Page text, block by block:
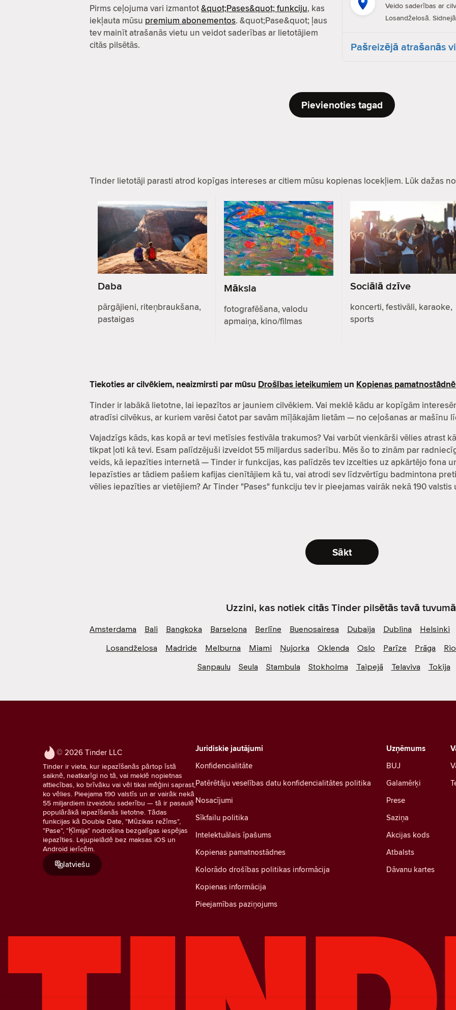
Pirms ceļojuma vari izmantot&quot;Pases&quot; funkciju, kas
iekļauta mūsu premium abonementos. &quot;Pase&quot; ļaus
tev mainīt atrašanās vietu un veidot saderības ar lietotājiem
citās pilsētās.
Veido saderības ar
Losandželosā.
Pašreizējā atrašanās
Pievienoties tagad
Tinder lietotāji parasti atrod kopīgas intereses ar citiem mūsu kopienas locekļiem. Lūk dažas
Daba
pārgājieni, riteņbraukšana,
pastaigas
Māksla
fotografēšana, valodu
apmaiņa, kino/filmas
Sociālā dzīve
koncerti, festivāli, karaoke,
sports
Tiekoties ar cilvēkiem, neaizmirsti par mūsu Drošības ieteikumiem un Kopienas
Tinder ir labākā lietotne, lai iepazītos ar jauniem cilvēkiem. Vai meklē kādu ar kopīgām
atradīsi cilvēkus, ar kuriem varēsi čatot par savām mīļākajām lietām — no ceļošanas ar mašīnu
Vajadzīgs kāds, kas kopā ar tevi metīsies festivāla trakumos? Vai varbūt vienkārši vēlies atrast
tikpat ļoti kā tevi. Esam palīdzējuši izveidot 55 miljardus saderību. Mēs šo to zinām par
veids, kā iepazīties internetā — Tinder ir funkcijas, kas palīdzēs tev izcelties uz apkārtējo fona
Iepazīsties ar tādiem pašiem kafijas cienītājiem kā tu, vai atrodi sev līdzvērtīgu badmintona
vēlies iepazīties ar vietējiem? Ar Tinder "Pases" funkciju tev ir pieejamas vairāk nekā 190
Sākt
Uzzini, kas notiek citās Tinder pilsētās tavā
Amsterdama Bali Bangkoka Barselona Berlīne Buenosairesa Dubaija Dublina Helsinki
Losandželosa
Madride Melburna Miami Ņujorka Oklenda Oslo Parīze Prāga
Sanpaulu
Seula Stambula Stokholma Taipejā Telaviva Tokija
© 2026 Tinder LLC
Tinder ir vieta, kur iepazīšanās pārtop īstā
saiknē, neatkarīgi no tā, vai meklē nopietnas
attiecības, ko brīvāku vai vēl tikai mēģini saprast,
ko vēlies. Pieejama 190 valstīs un ar vairāk nekā
55 miljardiem izveidotu saderību — tā ir pasaulē
populārākā iepazīšanās lietotne. Tādas
funkcijas kā Double Date, "Mūzikas režīms",
"Pase", "Ķīmija" nodrošina bezgalīgas iespējas
iepazīties. Lejupielādē bez maksas iOS un
Android ierīcēm.
latviešu
Juridiskie jautājumi
Konfidencialitāte
Patērētāju veselības datu konfidencialitātes politika
Nosacījumi
Sīkfailu politika
Intelektuālais īpašums
Kopienas pamatnostādnes
Kolorādo drošības politikas informācija
Kopienas informācija
Pieejamības paziņojums
Uzņēmums
BUJ
Galamērķi
Prese
Saziņa
Akcijas kods
Atbalsts
Dāvanu kartes